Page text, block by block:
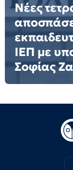
Νέες
ΙΕΠ με
Σοφίας